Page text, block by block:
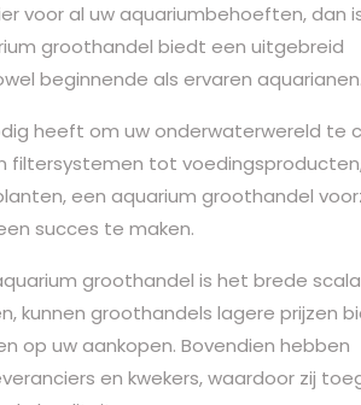
voor al uw aquariumbehoeften, dan
groothandel biedt een uitgebreid
beginnende als ervaren aquarianen.
heeft om uw onderwaterwereld te
filtersystemen tot
een aquarium groothandel
succes te maken.
groothandel is het brede
kunnen groothandels lagere prijzen
op uw aankopen. Bovendien hebben
en kwekers, waardoor zij